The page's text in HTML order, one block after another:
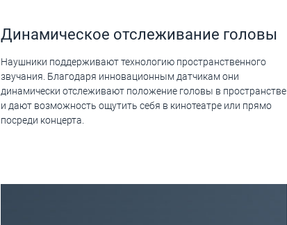
Динамическое отслеживание головы
Наушники поддерживают технологию пространственного
звучания. Благодаря инновационным датчикам они
динамически отслеживают положение головы в пространстве
и дают возможность ощутить себя в кинотеатре или прямо
посреди концерта.